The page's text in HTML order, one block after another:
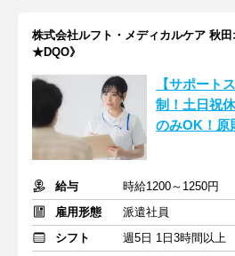
株式会社ルフト・メディカルケア 秋
★DQO》
【サポート
制！土日祝
のみOK！原
給与
時給1200～1250円
雇用形態
派遣社員
シフト
週5日 1日3時間以上